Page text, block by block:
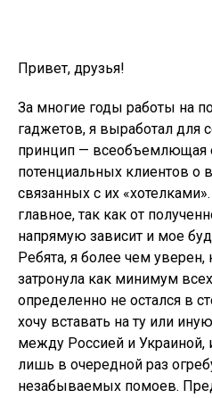
Привет, друзья!
За многие годы работы на
гаджетов, я выработал для
принцип — всеобъемлющая
потенциальных клиентов о
связанных с их
главное, так как от
напрямую зависит и мое
Ребята, я более чем
затронула как минимум
определенно не остался в
хочу вставать на ту или
между Россией и Украиной,
лишь в очередной раз
незабываемых помоев.